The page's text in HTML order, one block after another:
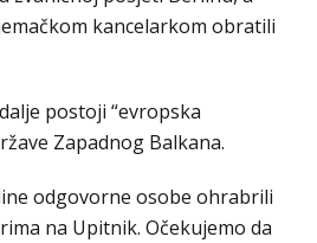
kancelarkom obratili
postoji “evropska
Zapadnog Balkana.
odgovorne osobe ohrabrili
na Upitnik. Očekujemo da